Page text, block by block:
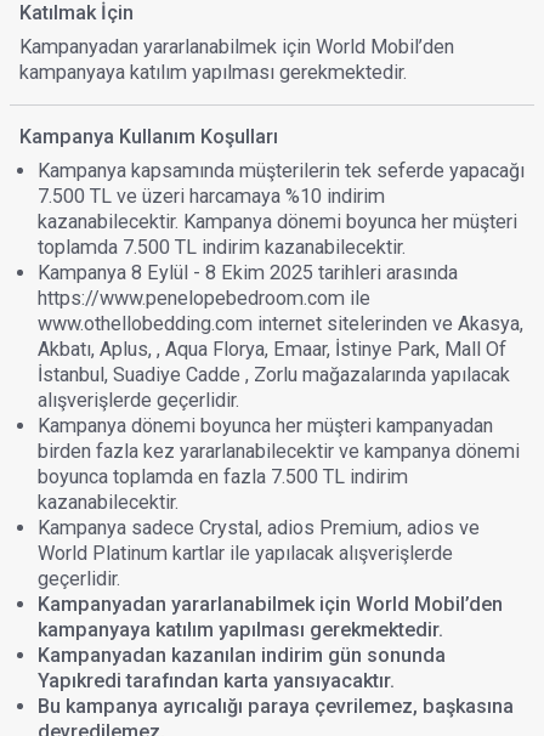
Katılmak İçin
Kampanyadan yararlanabilmek için World Mobil’den
kampanyaya katılım yapılması gerekmektedir.
Kampanya Kullanım Koşulları
Kampanya kapsamında müşterilerin tek seferde yapacağı
7.500 TL ve üzeri harcamaya %10 indirim
kazanabilecektir. Kampanya dönemi boyunca her müşteri
toplamda 7.500 TL indirim kazanabilecektir.
Kampanya 8 Eylül - 8 Ekim 2025 tarihleri arasında
https://www.penelopebedroom.com ile
www.othellobedding.com internet sitelerinden ve Akasya,
Akbatı, Aplus, , Aqua Florya, Emaar, İstinye Park, Mall Of
İstanbul, Suadiye Cadde , Zorlu mağazalarında yapılacak
alışverişlerde geçerlidir.
Kampanya dönemi boyunca her müşteri kampanyadan
birden fazla kez yararlanabilecektir ve kampanya dönemi
boyunca toplamda en fazla 7.500 TL indirim
kazanabilecektir.
Kampanya sadece Crystal, adios Premium, adios ve
World Platinum kartlar ile yapılacak alışverişlerde
geçerlidir.
Kampanyadan yararlanabilmek için World Mobil’den
kampanyaya katılım yapılması gerekmektedir.
Kampanyadan kazanılan indirim gün sonunda
Yapıkredi tarafından karta yansıyacaktır.
Bu kampanya ayrıcalığı paraya çevrilemez, başkasına